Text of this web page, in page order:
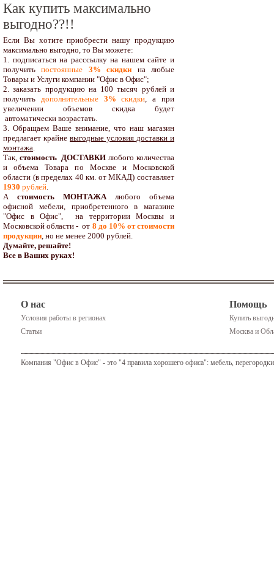
Как купить максимально
выгодно??!!
Если Вы хотите приобрести нашу продукцию
максимально выгодно, то Вы можете:
1. подписаться на расссылку на нашем сайте и
получитьпостоянные 3% скидки на любые
Товары и Услуги компании "Офис в Офис";
2. заказать продукцию на 100 тысяч рублей и
получить дополнительные3% скидки, а при
увеличении объемов скидка будет
автоматически возрастать.
3. Обращаем Ваше внимание, что наш магазин
предлагает крайне выгодные условия доставки и
монтажа.
Так, стоимость ДОСТАВКИлюбого количества
и объема Товара по Москве и Московской
области (в пределах 40 км. от МКАД) составляет
1930 рублей.
А стоимость МОНТАЖАлюбого объема
офисной мебели, приобретенного в магазине
"Офис в Офис", на территории Москвы и
Московской области - от 8 до 10% от стоимости
продукции, но не менее 2000 рублей.
Думайте, решайте!
Все в Ваших руках!
О нас
Условия работы в регионах
Статьи
Помощь
Купить
Москва и
Компания "Офис в Офис" - это "4 правила хорошего офиса": мебель,